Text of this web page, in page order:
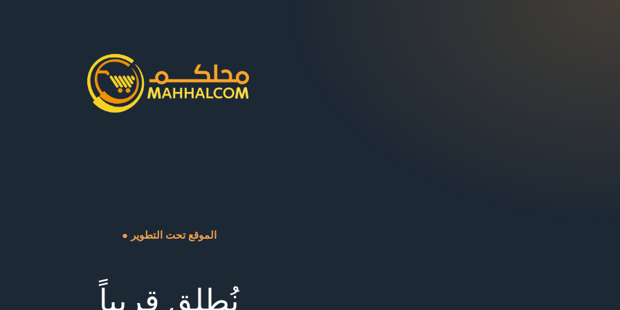
● الموقع تحت التطوير
نُطلق قريباً